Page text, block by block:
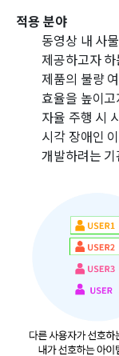
적용 분야
동영상 내 사
제공하고자
제품의 불량
효율을 높이
자율 주행 시
시각 장애인
개발하려는 기